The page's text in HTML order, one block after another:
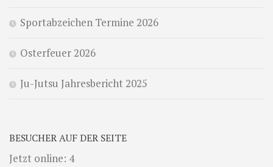
Sportabzeichen Termine 2026
Osterfeuer 2026
Ju-Jutsu Jahresbericht 2025
BESUCHER AUF DER SEITE
Jetzt online: 4